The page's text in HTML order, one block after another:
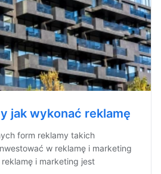
jak wykonać reklamę
form reklamy takich
w reklamę i marketing
i marketing jest